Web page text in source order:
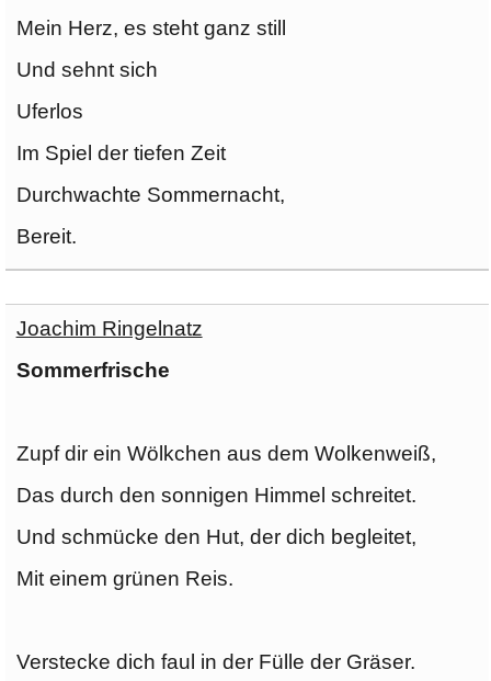
Mein Herz, es steht ganz still
Und sehnt sich
Uferlos
Im Spiel der tiefen Zeit
Durchwachte Sommernacht,
Bereit.
Joachim Ringelnatz
Sommerfrische
Zupf dir ein Wölkchen aus dem Wolkenweiß,
Das durch den sonnigen Himmel schreitet.
Und schmücke den Hut, der dich begleitet,
Mit einem grünen Reis.
Verstecke dich faul in der Fülle der Gräser.